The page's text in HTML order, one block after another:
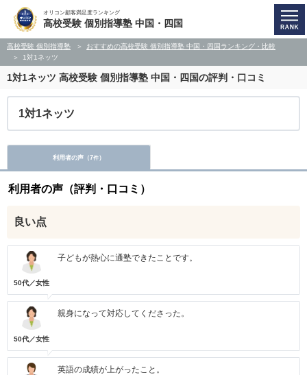
オリコン顧客満足度ランキング
高校受験 個別指導塾 中国・四国
高校受験 個別指導塾
おすすめの高校受験 個別指導塾 中国・四国ランキング・比較
1対1ネッツ
1対1ネッツ 高校受験 個別指導塾 中国・四国の評判・口コミ
1対1ネッツ
利用者の声（7件）
利用者の声（評判・口コミ）
良い点
50代／女性
子どもが熱心に通塾できたことです。
50代／女性
親身になって対応してくださった。
英語の成績が上がったこと。